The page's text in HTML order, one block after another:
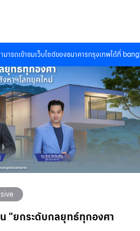
ารถเข้าชมเว็บไซต์ของธนาคารกรุงเทพได้ที่
"ยกระดับกลยุทธ์ทุกองศา